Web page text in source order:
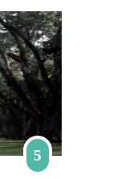
5